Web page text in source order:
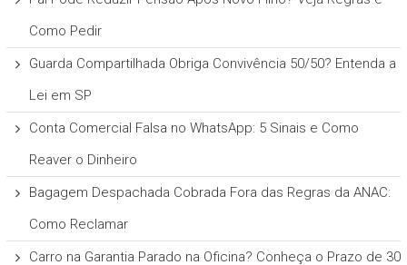
Como Pedir
Guarda Compartilhada Obriga Convivência 50/50? Entenda a
Lei em SP
Conta Comercial Falsa no WhatsApp: 5 Sinais e Como
Reaver o Dinheiro
Bagagem Despachada Cobrada Fora das Regras da ANAC:
Como Reclamar
Carro na Garantia Parado na Oficina? Conheça o Prazo de 30